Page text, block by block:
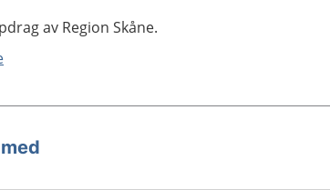
av Region Skåne.